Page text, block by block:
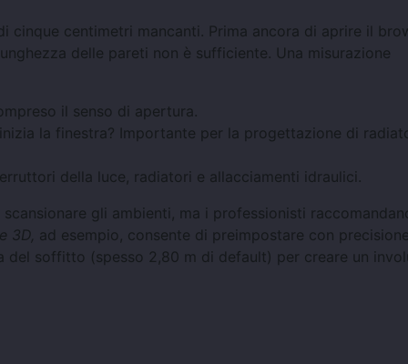
centimetri mancanti. Prima ancora di aprire il
delle pareti non è sufficiente. Una misurazione
il senso di apertura.
la finestra? Importante per la progettazione di
della luce, radiatori e allacciamenti idraulici.
gli ambienti, ma i professionisti
3D, ad esempio, consente di preimpostare con
soffitto (spesso 2,80 m di default) per creare un